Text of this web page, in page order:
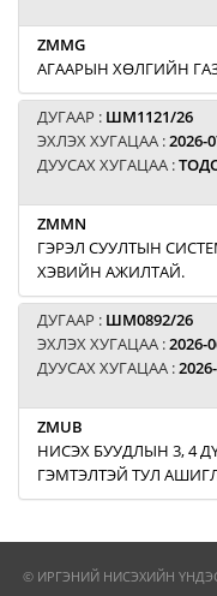
ZMMG
АГААРЫН ХӨЛГИЙН
ДУГААР : ШМ1121/26
ЭХЛЭХ ХУГАЦАА :2026-
ДУУСАХ ХУГАЦАА :
ZMMN
ГЭРЭЛ СУУЛТЫН
ХЭВИЙН АЖИЛТАЙ.
ДУГААР : ШМ0892/26
ЭХЛЭХ ХУГАЦАА :2026-
ДУУСАХ ХУГАЦАА :
ZMUB
НИСЭХ БУУДЛЫН 3, 4
ГЭМТЭЛТЭЙ ТУЛ
© ИРГЭНИЙ НИСЭХИЙН